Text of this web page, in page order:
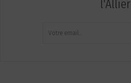
l'Allier